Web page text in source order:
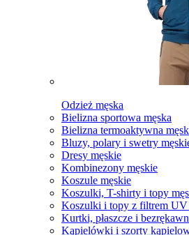
Odzież męska
Bielizna sportowa męska
Bielizna termoaktywna
Bluzy, polary i swetry
Dresy męskie
Kombinezony męskie
Koszule męskie
Koszulki, T-shirty i topy
Koszulki i topy z filtrem UV
Kurtki, płaszcze i
Kąpielówki i szorty